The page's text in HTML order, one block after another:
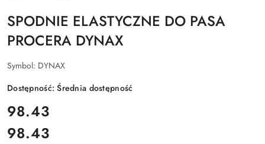
SPODNIE ELASTYCZNE DO PASA
PROCERA DYNAX
Symbol: DYNAX
Dostępność:Średnia dostępność
cena:
98.43
Cena:
98.43